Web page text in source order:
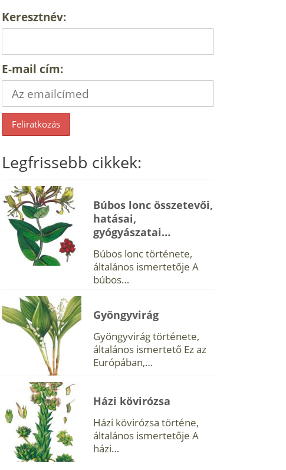
Keresztnév:
E-mail cím:
Legfrissebb cikkek:
Búbos lonc összetevői,
hatásai,
gyógyászatai…
Búbos lonc története,
általános ismertetője A
búbos…
Gyöngyvirág
Gyöngyvirág története,
általános ismertető Ez az
Európában,…
Házi kövirózsa
Házi kövirózsa történe,
általános ismertetője A
házi…